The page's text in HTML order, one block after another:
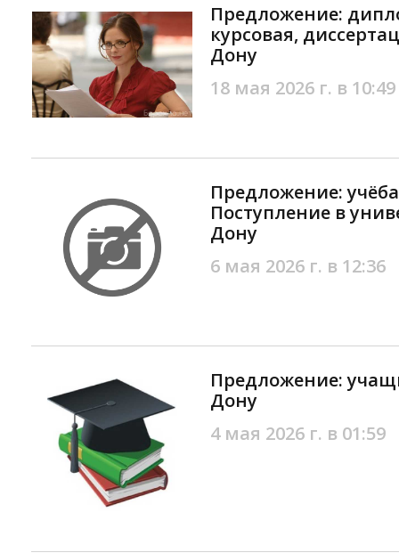
Предложение:
курсовая,
Дону
18 мая 2026 г. в 10:49
Предложение:
Поступление в
Дону
6 мая 2026 г. в 12:36
Предложение:
Дону
4 мая 2026 г. в 01:59